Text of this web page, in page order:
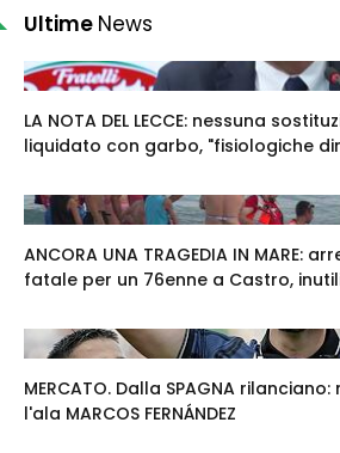
Ultime News
LA NOTA DEL LECCE: nessuna
liquidato con garbo, "fisiologiche
ANCORA UNA TRAGEDIA IN MARE:
fatale per un 76enne a Castro,
MERCATO. Dalla SPAGNA
l'ala MARCOS FERNÁNDEZ